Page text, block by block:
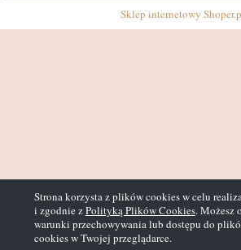
Strona korzysta z plików cookies w celu
i zgodnie zPolityką Plików Cookies. Możesz
warunki przechowywania lub dostępu do
cookies w Twojej przeglądarce.
Sklep internetowy